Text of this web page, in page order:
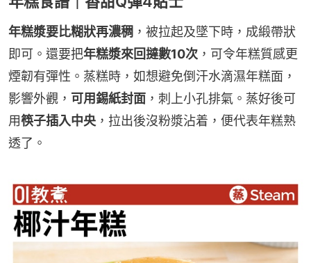
年糕漿要比糊狀再濃稠 ，被拉起及墜下時，成緞帶狀
即可。還要把年糕漿來回撻數10次 ，可令年糕質感更
煙韌有彈性。蒸糕時，如想避免倒汗水滴濕年糕面，
影響外觀， 可用錫紙封面 ，刺上小孔排氣。蒸好後可
用筷子插入中央，拉出後沒粉漿沾着，便代表年糕熟
透了。